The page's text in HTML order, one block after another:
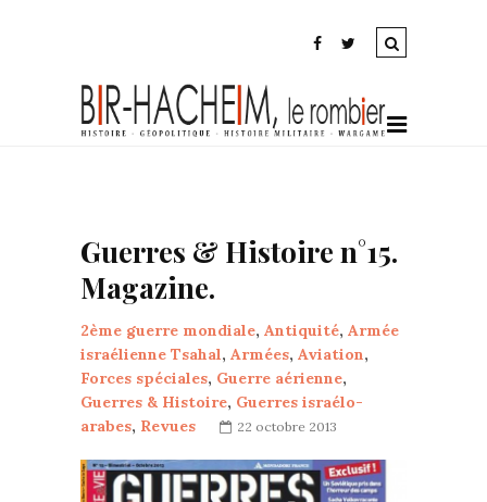
Guerres & Histoire n°15.
Magazine.
2ème guerre mondiale, Antiquité, Armée
israélienne Tsahal, Armées, Aviation,
Forces spéciales, Guerre aérienne,
Guerres & Histoire, Guerres israélo-
arabes, Revues 22 octobre 2013